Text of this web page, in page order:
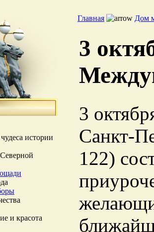
истории
и красота
Главная Дом
3
3
Санкт-
122)